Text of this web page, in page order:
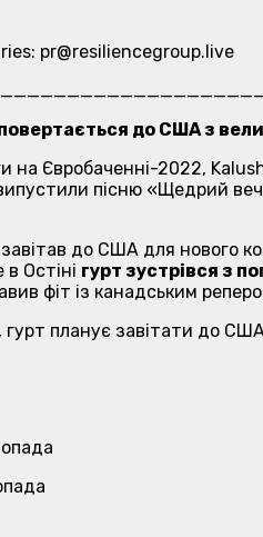
pr@resiliencegroup.live
до США з
на Євробаченні-2022,
пісню «Щедрий
до США для нового
Остіні гурт зустрівся з
фіт із канадським
планує завітати до